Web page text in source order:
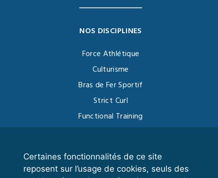
Certaines fonctionnalités de ce site
reposent sur l’usage de cookies, seuls des
NOS DISCIPLINES
Force Athlétique
Culturisme
Bras de Fer Sportif
Strict Curl
Functional Training